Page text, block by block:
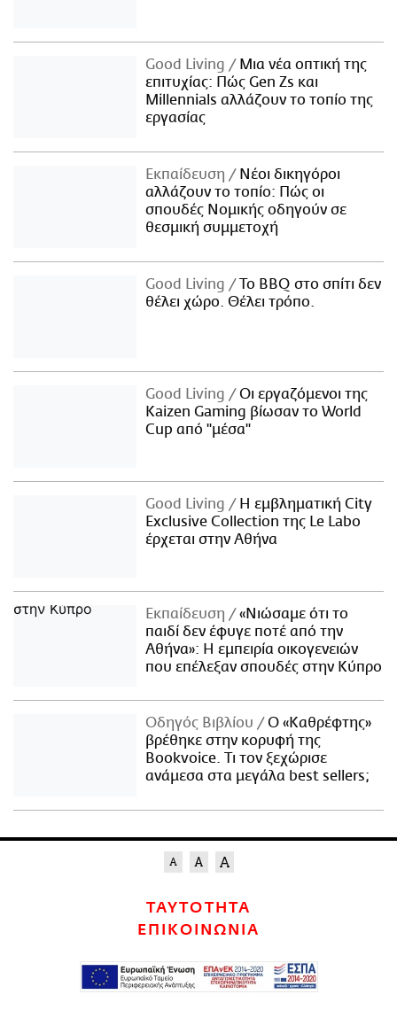
Good Living
Μια νέα οπτική της
επιτυχίας: Πώς Gen Zs και
Millennials αλλάζουν το τοπίο της
εργασίας
Εκπαίδευση
Νέοι δικηγόροι
αλλάζουν το τοπίο: Πώς οι
σπουδές Νομικής οδηγούν σε
θεσμική συμμετοχή
Good Living
Το BBQ στο σπίτι δεν
θέλει χώρο. Θέλει τρόπο.
Good Living
Οι εργαζόμενοι της
Kaizen Gaming βίωσαν το World
Cup από "μέσα"
Good Living
Η εμβληματική City
Exclusive Collection της Le Labo
έρχεται στην Αθήνα
Εκπαίδευση
«Νιώσαμε ότι το
παιδί δεν έφυγε ποτέ από την
Αθήνα»: Η εμπειρία οικογενειών
που επέλεξαν σπουδές στην Κύπρο
Οδηγός Βιβλίου
Ο «Καθρέφτης»
βρέθηκε στην κορυφή της
Bookvoice. Τι τον ξεχώρισε
ανάμεσα στα μεγάλα best sellers;
ΤΑΥΤΟΤΗΤΑ
ΕΠΙΚΟΙΝΩΝΙΑ